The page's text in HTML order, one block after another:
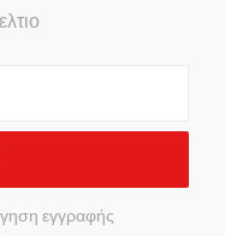
εγγραφής